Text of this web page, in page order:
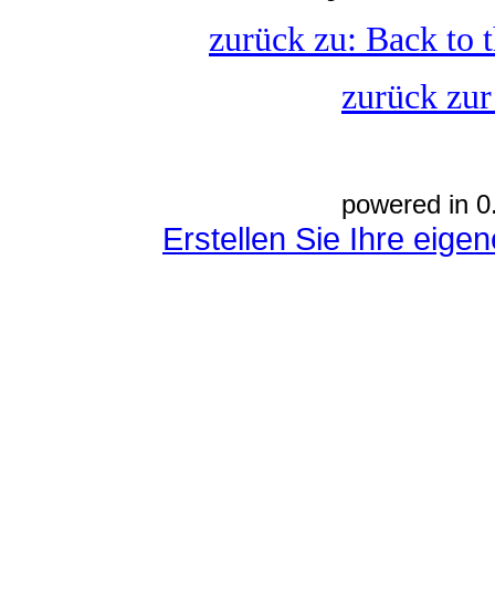
zurück zu: Back to
zurück
powered in
Erstellen Sie Ihre